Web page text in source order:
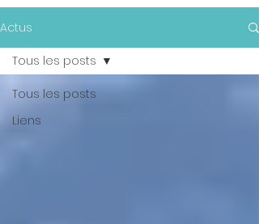
Actus
Tous les posts
Liens
Tous les posts